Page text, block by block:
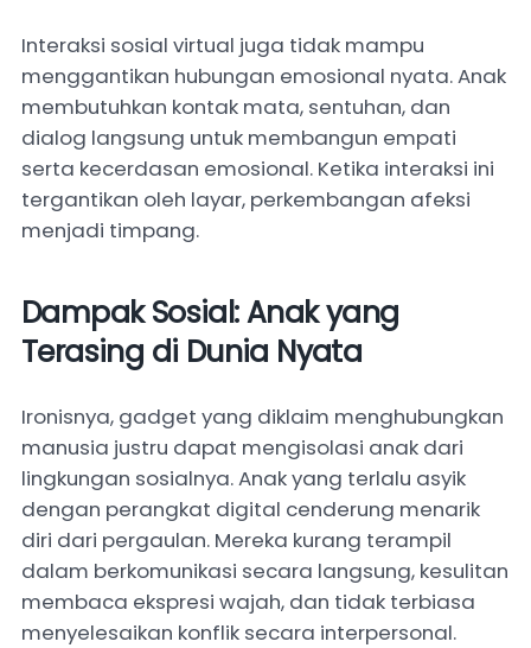
Interaksi sosial virtual juga tidak mampu
menggantikan hubungan emosional nyata. Anak
membutuhkan kontak mata, sentuhan, dan
dialog langsung untuk membangun empati
serta kecerdasan emosional. Ketika interaksi ini
tergantikan oleh layar, perkembangan afeksi
menjadi timpang.
Dampak Sosial: Anak yang
Terasing di Dunia Nyata
Ironisnya, gadget yang diklaim menghubungkan
manusia justru dapat mengisolasi anak dari
lingkungan sosialnya. Anak yang terlalu asyik
dengan perangkat digital cenderung menarik
diri dari pergaulan. Mereka kurang terampil
dalam berkomunikasi secara langsung, kesulitan
membaca ekspresi wajah, dan tidak terbiasa
menyelesaikan konflik secara interpersonal.